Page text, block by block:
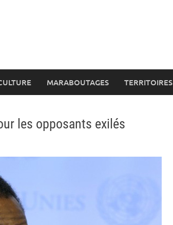
MARABOUTAGES TERRITOIRES
les opposants exilés